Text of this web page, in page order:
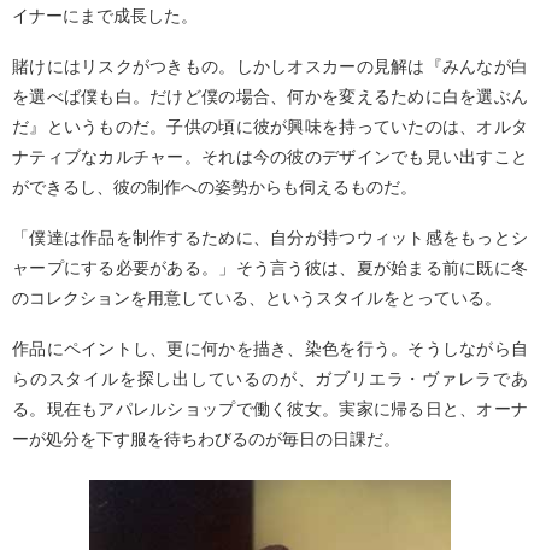
イナーにまで成長した。
賭けにはリスクがつきもの。しかしオスカーの見解は『みんなが白
を選べば僕も白。だけど僕の場合、何かを変えるために白を選ぶん
だ』というものだ。子供の頃に彼が興味を持っていたのは、オルタ
ナティブなカルチャー。それは今の彼のデザインでも見い出すこと
ができるし、彼の制作への姿勢からも伺えるものだ。
「僕達は作品を制作するために、自分が持つウィット感をもっとシ
ャープにする必要がある。」そう言う彼は、夏が始まる前に既に冬
のコレクションを用意している、というスタイルをとっている。
作品にペイントし、更に何かを描き、染色を行う。そうしながら自
らのスタイルを探し出しているのが、ガブリエラ・ヴァレラであ
る。現在もアパレルショップで働く彼女。実家に帰る日と、オーナ
ーが処分を下す服を待ちわびるのが毎日の日課だ。